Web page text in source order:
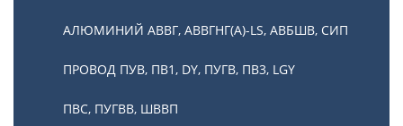
АЛЮМИНИЙ АВВГ, АВВГНГ(А)-LS, АВБШВ, СИП
ПРОВОД ПУВ, ПВ1, DY, ПУГВ, ПВ3, LGY
ПВС, ПУГВВ, ШВВП